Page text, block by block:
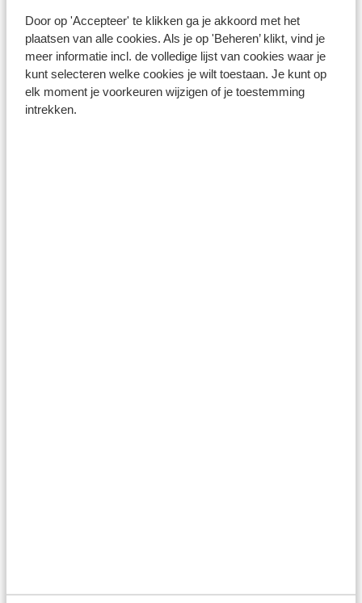
Door op 'Accepteer' te klikken ga je akkoord met het
plaatsen van alle cookies. Als je op 'Beheren’ klikt, vind je
meer informatie incl. de volledige lijst van cookies waar je
kunt selecteren welke cookies je wilt toestaan. Je kunt op
elk moment je voorkeuren wijzigen of je toestemming
intrekken.